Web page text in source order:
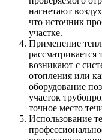
нагнетают
что источник
участке.
Применение
рассматривается
возникают с
отопления или
оборудование
участок
точное место
Использование